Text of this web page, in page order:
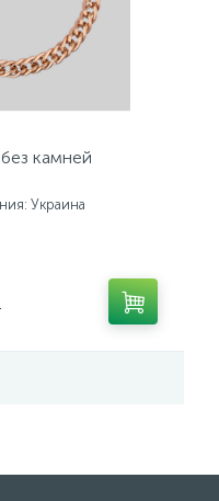
камней
Украина